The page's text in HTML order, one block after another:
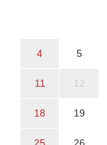
4 5
11 12
18 19
25 26